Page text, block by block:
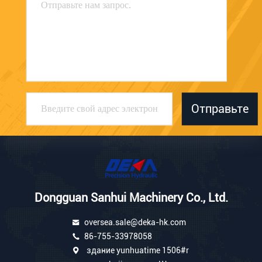
Отправьте
Dongguan Sanhui Machinery Co., Ltd.
oversea.sale@deka-hk.com
86-755-33978058
здание yunhuatime 1506#r